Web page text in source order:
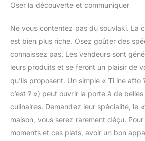
Oser la découverte et communiquer
Ne vous contentez pas du souvlaki. La
est bien plus riche. Osez goûter des
connaissez pas. Les vendeurs sont
leurs produits et se feront un plaisir de
qu’ils proposent. Un simple « Ti ine afto
c’est ? ») peut ouvrir la porte à de
culinaires. Demandez leur spécialité, le
maison, vous serez rarement déçu.
moments et ces plats, avoir un bon